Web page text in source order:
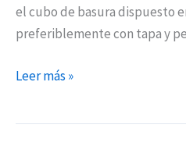
el cubo de basura dispuesto
preferiblemente con tapa y
Leer más »